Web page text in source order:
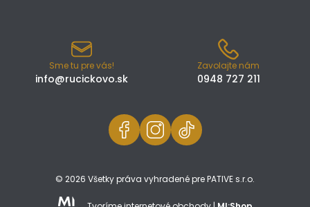
Sme tu pre vás!
info@rucickovo.sk
Zavolajte nám
0948 727 211
© 2026 Všetky práva vyhradené pre PATIVE s.r.o.